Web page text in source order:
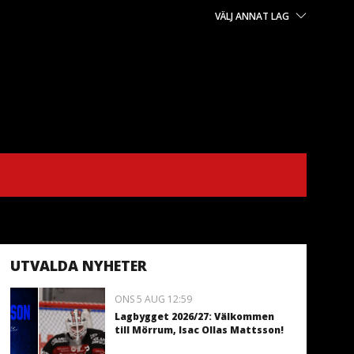
VÄLJ ANNAT LAG
UTVALDA NYHETER
ONS 5 AUG 12:59
Lagbygget 2026/27: Välkommen
till Mörrum, Isac Ollas Mattsson!